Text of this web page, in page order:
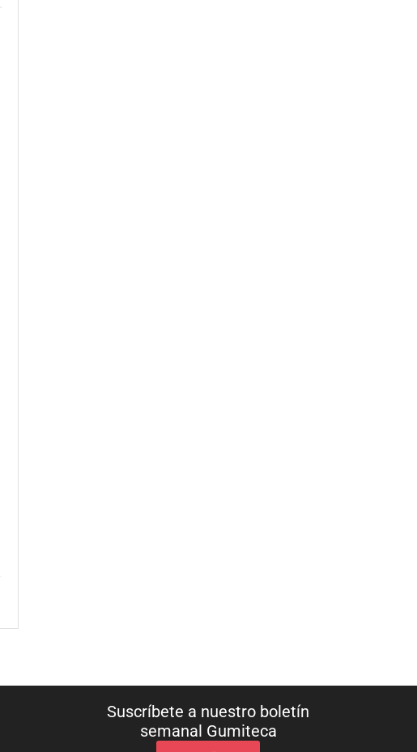
Suscríbete a nuestro boletín
semanal Gumiteca